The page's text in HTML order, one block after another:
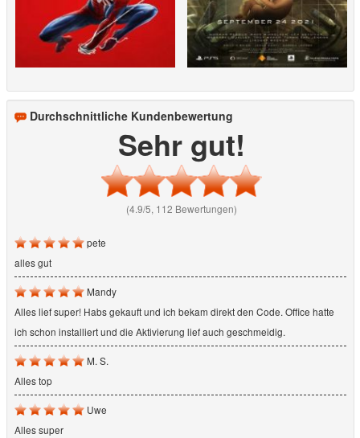
Durchschnittliche Kundenbewertung
Sehr gut!
(4.9/5, 112 Bewertungen)
pete
alles gut
Mandy
Alles lief super! Habs gekauft und ich bekam direkt den Code. Office hatte
ich schon installiert und die Aktivierung lief auch geschmeidig.
M. S.
Alles top
Uwe
Alles super